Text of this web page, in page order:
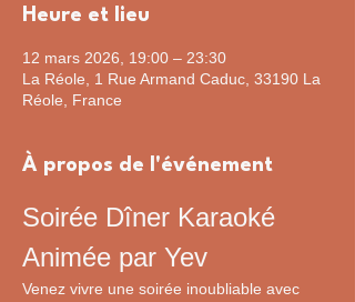
Heure et lieu
12 mars 2026, 19:00 – 23:30
La Réole, 1 Rue Armand Caduc, 33190 La
Réole, France
À propos de l'événement
Soirée Dîner Karaoké
Animée par Yev
Venez vivre une soirée inoubliable avec